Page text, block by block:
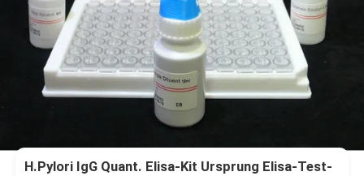
H.Pylori IgG Quant. Elisa-Kit Ursprung Elisa-Test-